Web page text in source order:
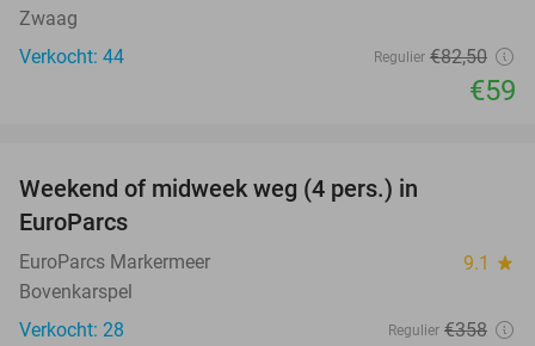
Zwaag
Verkocht: 44
Regulier €82,50
€59
Weekend of midweek weg (4 pers.) in
EuroParcs
EuroParcs Markermeer 9.1 star
Bovenkarspel
Verkocht: 28
Regulier €358